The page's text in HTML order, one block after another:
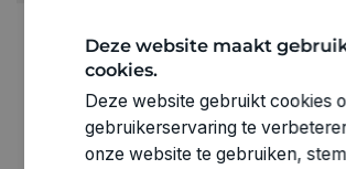
0630001Deze website maakt
cookies.
Deze website gebruikt cookies
gebruikerservaring te
onze website te gebruiken,